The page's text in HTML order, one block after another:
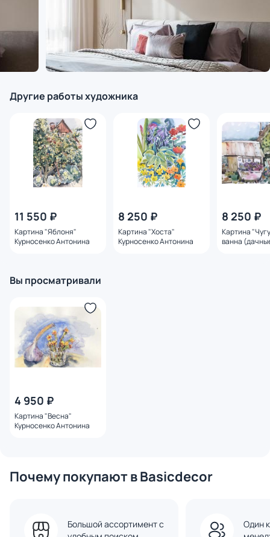
Другие работы художника
11 550 ₽
Картина "Яблоня"
Курносенко Антонина
8 250 ₽
Картина "Хоста"
Курносенко Антонина
8 250 ₽
Картина
ванна
Вы просматривали
4 950 ₽
Картина "Весна"
Курносенко Антонина
Почему покупают в Basicdecor
Большой ассортимент с
Один